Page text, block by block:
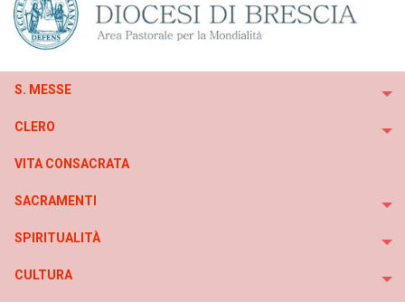
S. MESSE
CLERO
VITA CONSACRATA
SACRAMENTI
SPIRITUALITÀ
CULTURA